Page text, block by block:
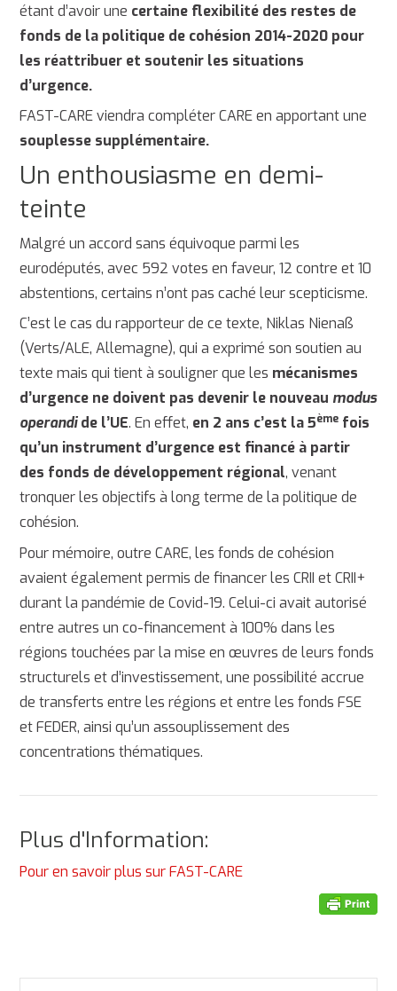
étant d’avoir une certaine flexibilité des restes de
fonds de la politique de cohésion 2014-2020 pour
les réattribuer et soutenir les situations
d’urgence.
FAST-CARE viendra compléter CARE en apportant une
souplesse supplémentaire.
Un enthousiasme en demi-
teinte
Malgré un accord sans équivoque parmi les
eurodéputés, avec 592 votes en faveur, 12 contre et 10
abstentions, certains n’ont pas caché leur scepticisme.
C’est le cas du rapporteur de ce texte, Niklas Nienaß
(Verts/ALE, Allemagne), qui a exprimé son soutien au
texte mais qui tient à souligner que les mécanismes
d’urgence ne doivent pas devenir le nouveau modus
operandide l’UE. En effet, en 2 ans c’est la 5ème fois
qu’un instrument d’urgence est financé à partir
des fonds de développement régional, venant
tronquer les objectifs à long terme de la politique de
cohésion.
Pour mémoire, outre CARE, les fonds de cohésion
avaient également permis de financer les CRII et CRII+
durant la pandémie de Covid-19. Celui-ci avait autorisé
entre autres un co-financement à 100% dans les
régions touchées par la mise en œuvres de leurs fonds
structurels et d’investissement, une possibilité accrue
de transferts entre les régions et entre les fonds FSE
et FEDER, ainsi qu’un assouplissement des
concentrations thématiques.
Plus d'Information:
Pour en savoir plus sur FAST-CARE